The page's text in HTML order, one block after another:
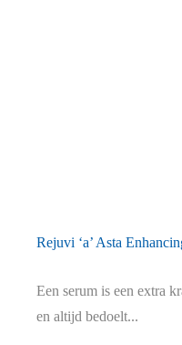
Rejuvi ‘a’ Asta
Een serum is een extra
en altijd bedoelt...